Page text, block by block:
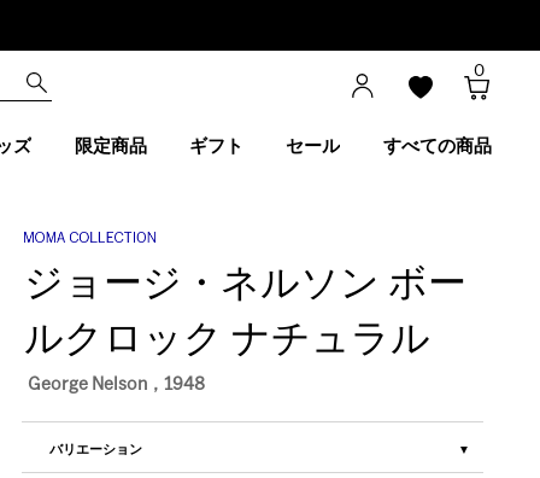
0
ズ 限定商品 ギフト セール すべての商品
ジョージ・ネルソン ボー
ルクロック ナチュラル
George Nelson，1948
バリエーション